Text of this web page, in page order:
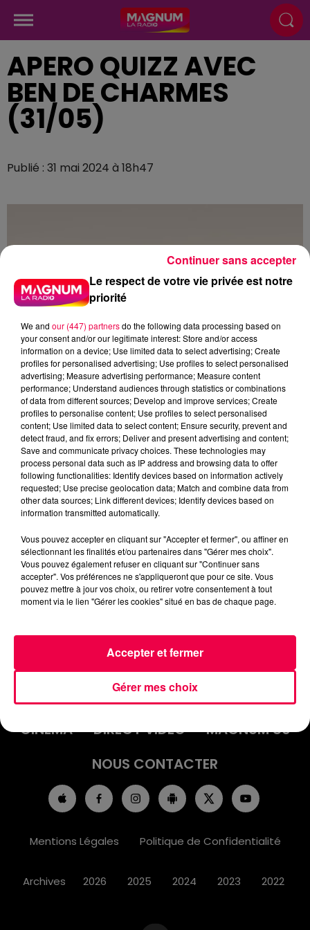
APERO QUIZZ AVEC
BEN DE CHARMES
(31/05)
Publié : 31 mai 2024 à 18h47
podcasts/2024/05/20240531-APERO-QUIZZ.mp3
INFOS
EMISSIONS
JEUX
PODCASTS
CINÉMA
DIRECT VIDÉO
MAGNUM 80
NOUS CONTACTER
Mentions Légales Politique de Confidentialité
Archives 2026 2025 2024 2023 2022
Le respect de votre vie privée est notre
priorité
We and our (447) partnersdo the following data processing based on
your consent and/or our legitimate interest: Store and/or access
information on a device; Use limited data to select advertising; Create
profiles for personalised advertising; Use profiles to select personalised
advertising; Measure advertising performance; Measure content
performance; Understand audiences through statistics or combinations
of data from different sources; Develop and improve services; Create
profiles to personalise content; Use profiles to select personalised
content; Use limited data to select content; Ensure security, prevent and
detect fraud, and fix errors; Deliver and present advertising and content;
Save and communicate privacy choices. These technologies may
process personal data such as IP address and browsing data to offer
following functionalities: Identify devices based on information actively
requested; Use precise geolocation data; Match and combine data from
other data sources; Link different devices; Identify devices based on
information transmitted automatically.
Vous pouvez accepter en cliquant sur "Accepter et fermer", ou affiner en
sélectionnant les finalités et/ou partenaires dans "Gérer mes choix".
Vous pouvez également refuser en cliquant sur "Continuer sans
accepter". Vos préférences ne s'appliqueront que pour ce site. Vous
pouvez mettre à jour vos choix, ou retirer votre consentement à tout
moment via le lien "Gérer les cookies" situé en bas de chaque page.
Gérer mes choix
Accepter et fermer
Continuer sans accepter